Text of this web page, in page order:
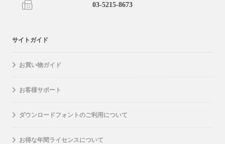
03-5215-8673
サイトガイド
お買い物ガイド
お客様サポート
ダウンロードフォントのご利用について
お得な年間ライセンスについて